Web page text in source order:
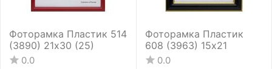
Фоторамка Пластик 514
(3890) 21х30 (25)
0.0
Фоторамка Пластик
608 (3963) 15х21
0.0